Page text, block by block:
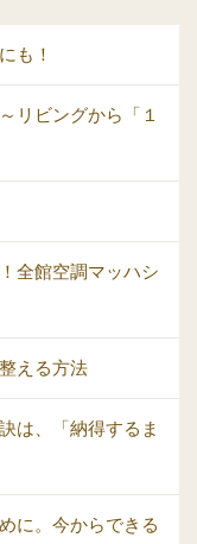
も！
リビングから「１
全館空調マッハシ
える方法
は、「納得するま
に。今からできる